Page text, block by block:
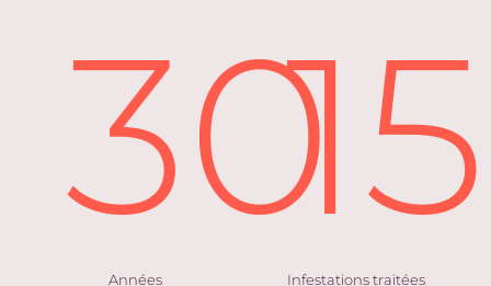
30
Années Infestations traitées